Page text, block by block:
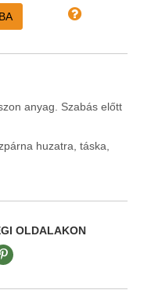
anyag. Szabás előtt
huzatra, táska,
OLDALAKON